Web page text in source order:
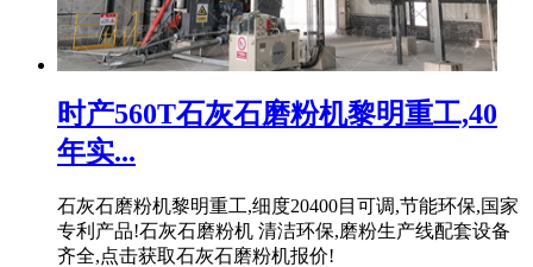
时产560T石灰石磨粉机黎明重工,40
年实...
石灰石磨粉机黎明重工,细度20400目可调,节能环保,国家
专利产品!石灰石磨粉机 清洁环保,磨粉生产线配套设备
齐全,点击获取石灰石磨粉机报价!